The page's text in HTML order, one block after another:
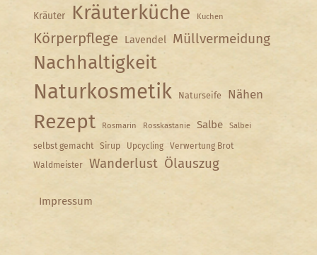
Kräuter Kräuterküche Kuchen
Körperpflege Lavendel Müllvermeidung
Nachhaltigkeit
Naturkosmetik Naturseife Nähen
Rezept Rosmarin Rosskastanie Salbe Salbei
selbst gemacht Sirup Upcycling
Verwertung Brot
Waldmeister
Wanderlust Ölauszug
Impressum